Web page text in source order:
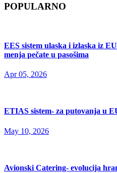
POPULARNO
EES sistem ulaska i izlaska iz
menja pečate u pasošima
Apr 05, 2026
ETIAS sistem- za putovanja u
May 10, 2026
Avionski Catering- evolucija